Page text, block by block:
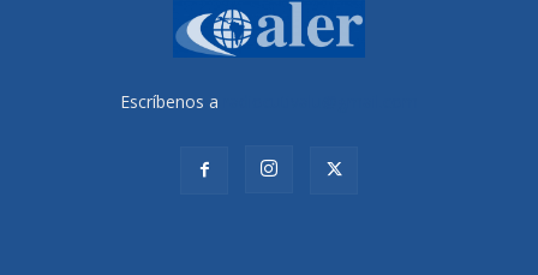
Escríbenos a